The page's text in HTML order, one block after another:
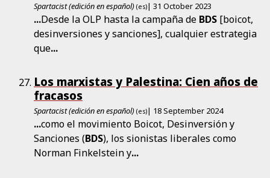
Spartacist (edición en español) (es)| 31 October 2023
...Desde la OLP hasta la campaña de BDS [boicot,
desinversiones y sanciones], cualquier estrategia
que...
Los marxistas y Palestina: Cien años de
fracasos
Spartacist (edición en español) (es)| 18 September 2024
...como el movimiento Boicot, Desinversión y
Sanciones (BDS), los sionistas liberales como
Norman Finkelstein y...